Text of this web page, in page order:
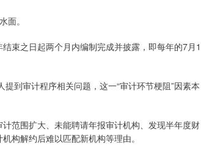
面。
束之日起两个月内编制完成并披露，即每年的7月1
到审计程序相关问题，这一“审计环节梗阻”因素本
范围扩大、未能聘请年报审计机构、发现半年度财
构解约后难以匹配新机构等理由。